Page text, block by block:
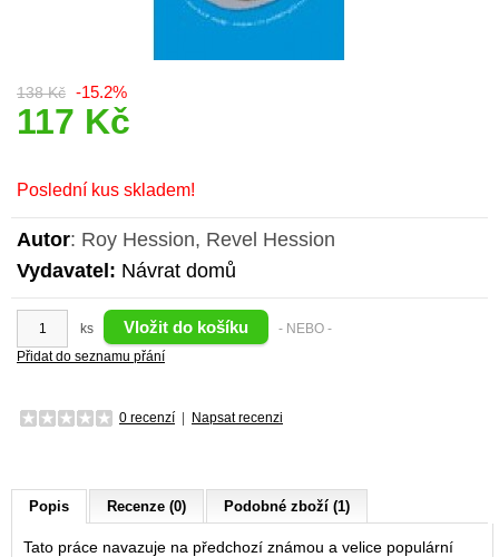
138 Kč -15.2%
117 Kč
Poslední kus skladem!
Autor: Roy Hession, Revel Hession
Vydavatel: Návrat domů
ks
- NEBO -
Přidat do seznamu přání
0 recenzí | Napsat recenzi
Popis Recenze (0) Podobné zboží (1)
Tato práce navazuje na předchozí známou a velice populární